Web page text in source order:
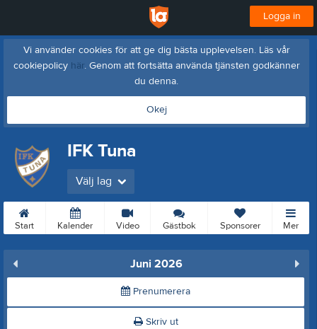
Logga in
Vi använder cookies för att ge dig bästa upplevelsen. Läs vår
cookiepolicy här. Genom att fortsätta använda tjänsten godkänner
du denna.
Okej
IFK Tuna
Välj lag
Start Kalender Video Gästbok Sponsorer Mer
Juni 2026
Prenumerera
Skriv ut